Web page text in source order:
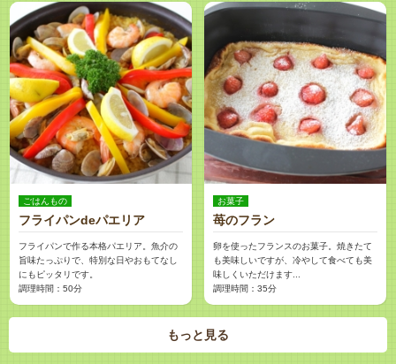
ごはんもの
フライパンdeパエリア
フライパンで作る本格パエリア。魚介の
旨味たっぷりで、特別な日やおもてなし
にもピッタリです。
調理時間：50分
お菓子
苺のフラン
卵を使ったフランスのお菓子。焼きたて
も美味しいですが、冷やして食べても美
味しくいただけます...
調理時間：35分
もっと見る